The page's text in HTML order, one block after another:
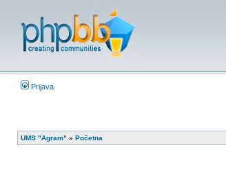
Prijava
UMS "Agram" » Početna